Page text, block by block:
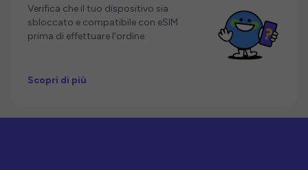
Verifica che il tuo dispositivo sia
sbloccato e compatibile con eSIM
prima di effettuare l'ordine.
Scopri di più